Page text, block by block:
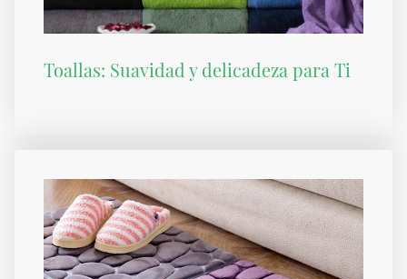
Toallas: Suavidad y delicadeza para Ti